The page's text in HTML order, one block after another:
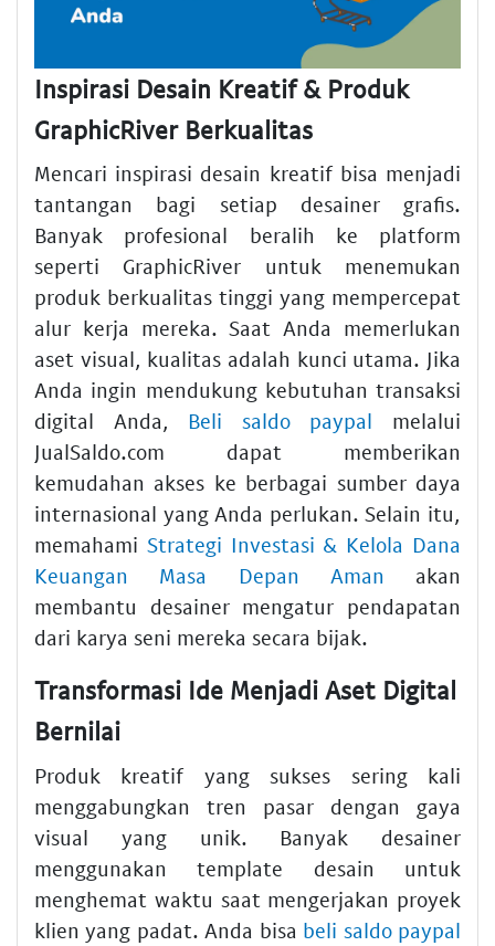
Inspirasi Desain Kreatif & Produk
GraphicRiver Berkualitas
Mencari inspirasi desain kreatif bisa menjadi
tantangan bagi setiap desainer grafis.
Banyak profesional beralih ke platform
seperti GraphicRiver untuk menemukan
produk berkualitas tinggi yang mempercepat
alur kerja mereka. Saat Anda memerlukan
aset visual, kualitas adalah kunci utama. Jika
Anda ingin mendukung kebutuhan transaksi
digital Anda, Beli saldo paypal melalui
JualSaldo.com dapat memberikan
kemudahan akses ke berbagai sumber daya
internasional yang Anda perlukan. Selain itu,
memahami Strategi Investasi & Kelola Dana
Keuangan Masa Depan Aman akan
membantu desainer mengatur pendapatan
dari karya seni mereka secara bijak.
Transformasi Ide Menjadi Aset Digital
Bernilai
Produk kreatif yang sukses sering kali
menggabungkan tren pasar dengan gaya
visual yang unik. Banyak desainer
menggunakan template desain untuk
menghemat waktu saat mengerjakan proyek
klien yang padat. Anda bisa beli saldo paypal